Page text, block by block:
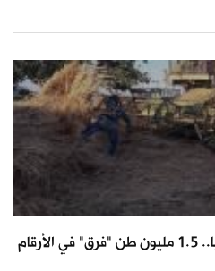
القمح والاكتفاء الذاتي في سوريا.. 1.5 مليون طن "فرق" في الأرقام